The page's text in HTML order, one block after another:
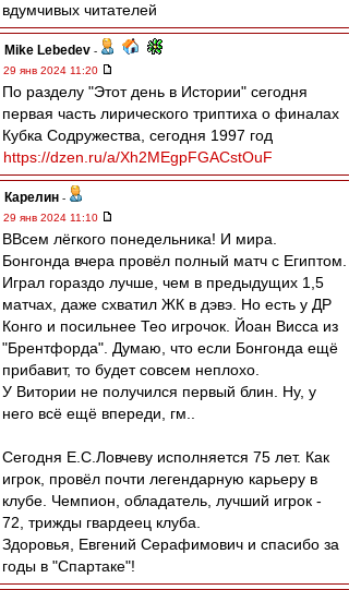
вдумчивых читателей
Mike Lebedev -
29 янв 2024 11:20
По разделу "Этот день в Истории" сегодня
первая часть лирического триптиха о финалах
Кубка Содружества, сегодня 1997 год
https://dzen.ru/a/Xh2MEgpFGACstOuF
Карелин -
29 янв 2024 11:10
ВВсем лёгкого понедельника! И мира.
Бонгонда вчера провёл полный матч с Египтом.
Играл гораздо лучше, чем в предыдущих 1,5
матчах, даже схватил ЖК в дэвэ. Но есть у ДР
Конго и посильнее Тео игрочок. Йоан Висса из
"Брентфорда". Думаю, что если Бонгонда ещё
прибавит, то будет совсем неплохо.
У Витории не получился первый блин. Ну, у
него всё ещё впереди, гм..
Сегодня Е.С.Ловчеву исполняется 75 лет. Как
игрок, провёл почти легендарную карьеру в
клубе. Чемпион, обладатель, лучший игрок -
72, трижды гвардеец клуба.
Здоровья, Евгений Серафимович и спасибо за
годы в "Спартаке"!